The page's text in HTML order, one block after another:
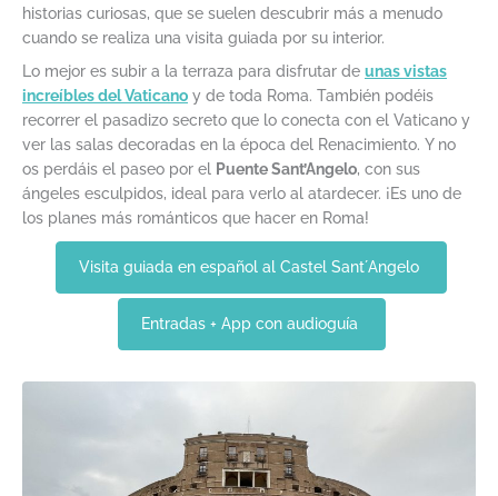
historias curiosas, que se suelen descubrir más a menudo
cuando se realiza una visita guiada por su interior.
Lo mejor es subir a la terraza para disfrutar de unas vistas
increíbles del Vaticano y de toda Roma. También podéis
recorrer el pasadizo secreto que lo conecta con el Vaticano y
ver las salas decoradas en la época del Renacimiento. Y no
os perdáis el paseo por el Puente Sant’Angelo, con sus
ángeles esculpidos, ideal para verlo al atardecer. ¡Es uno de
los planes más románticos que hacer en Roma!
Visita guiada en español al Castel Sant´Angelo
Entradas + App con audioguía